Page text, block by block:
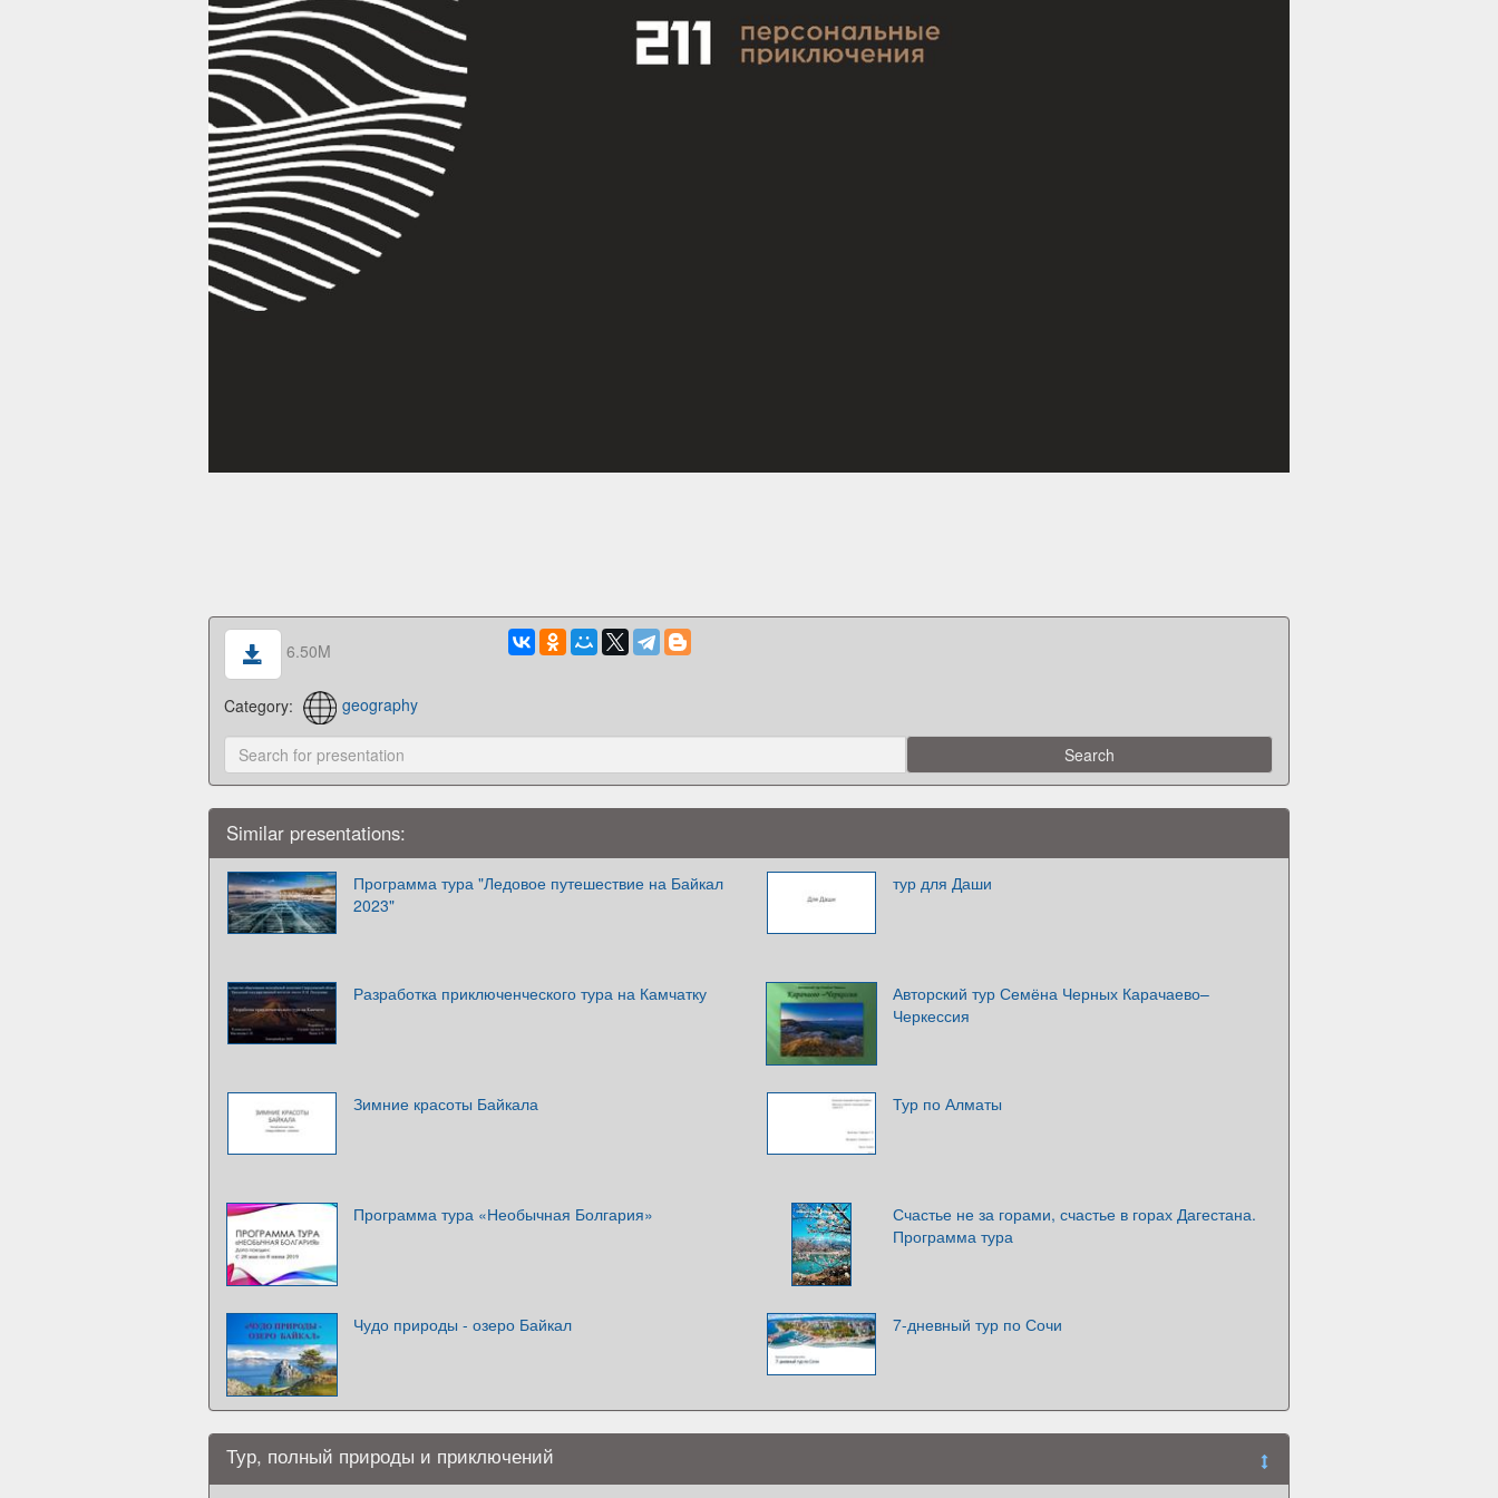
6.50M
Category: geography
Similar presentations:
Программа тура "Ледовое путешествие на Байкал
2023"
тур для Даши
Разработка приключенческого тура на Камчатку
Авторский тур Семёна Черных Карачаево–
Черкессия
Зимние красоты Байкала Тур по Алматы
Программа тура «Необычная Болгария»
Счастье не за горами, счастье в горах Дагестана.
Программа тура
Чудо природы - озеро Байкал 7-дневный тур по Сочи
Тур, полный природы и приключений